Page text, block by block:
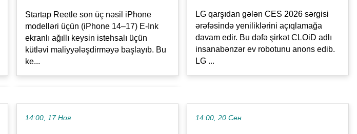
Startap Reetle son üç nəsil iPhone
modelləri üçün (iPhone 14–17) E-Ink
ekranlı ağıllı keysin istehsalı üçün
kütləvi maliyyələşdirməyə başlayıb. Bu
ke...
LG qarşıdan gələn CES 2026 sərgisi
ərəfəsində yeniliklərini açıqlamağa
davam edir. Bu dəfə şirkət CLOiD adlı
insanabənzər ev robotunu anons edib.
LG ...
14:00, 17 Ноя 14:00, 20 Сен